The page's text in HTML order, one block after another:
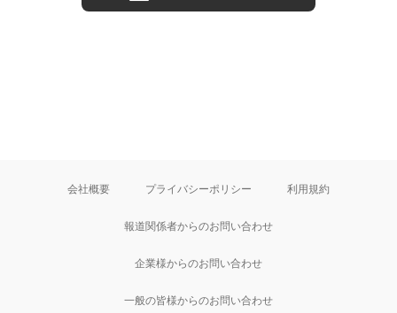
会社概要 プライバシーポリシー 利用規約
報道関係者からのお問い合わせ
企業様からのお問い合わせ
一般の皆様からのお問い合わせ